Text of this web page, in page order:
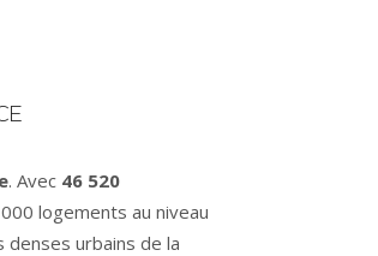
. Avec 46 520
logements au niveau
urbains de la